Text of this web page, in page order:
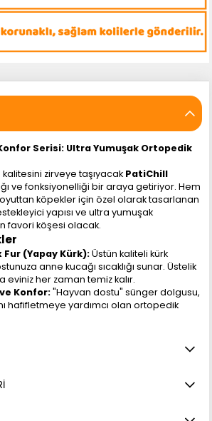
Serisi: Ultra Yumuşak Ortopedik
kalitesini zirveye taşıyacak PatiChill
ve fonksiyonelliği bir araya getiriyor. Hem
köpekler için özel olarak tasarlanan
yapısı ve ultra yumuşak
favori köşesi olacak.
Fur (Yapay Kürk):Üstün kaliteli kürk
anne kucağı sıcaklığı sunar. Üstelik
eviniz her zaman temiz kalır.
Konfor:"Hayvan dostu" sünger dolgusu,
hafifletmeye yardımcı olan ortopedik
yatak sabit kalır, güvenlik sağlar.